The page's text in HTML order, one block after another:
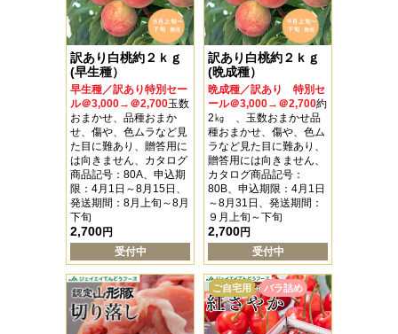
訳あり白桃約２ｋｇ
(早生種）
早生種／訳あり特別セー
ル＠3,000→＠2,700玉数
おまかせ、品種おまか
せ、傷や、色ムラなど見
た目に難あり、贈答用に
は向きません、カタログ
商品記号：80A、申込期
限：4月1日～8月15日、
発送期間：8月上旬～8月
下旬
2,700円
受付中
訳あり白桃約２ｋｇ
(晩成種）
晩成種／訳あり 特別セ
ール＠3,000→＠2,700約
2㎏ 、玉数おまかせ品
種おまかせ、傷や、色ム
ラなど見た目に難あり、
贈答用には向きません、
カタログ商品記号：
80B、申込期限：4月1日
～8月31日、発送期間：
９月上旬～下旬
2,700円
受付中
ご自宅用 バラ詰め